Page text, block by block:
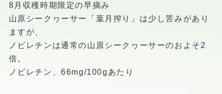
8月収穫時期限定の早摘み
山原シークヮーサー「葉月搾り」は少し苦みがあり
ますが、
ノビレチンは通常の山原シークヮーサーのおよそ2
倍。
ノビレチン、66mg/100gあたり